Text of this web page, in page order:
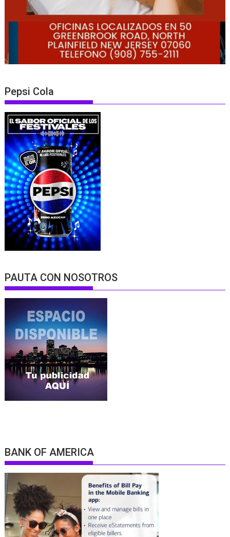
Pepsi Cola
PAUTA CON NOSOTROS
BANK OF AMERICA